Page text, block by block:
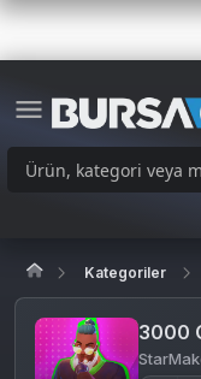
Kategoriler
3000